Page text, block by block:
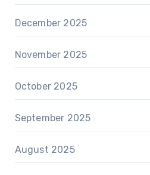
December 2025
November 2025
October 2025
September 2025
August 2025